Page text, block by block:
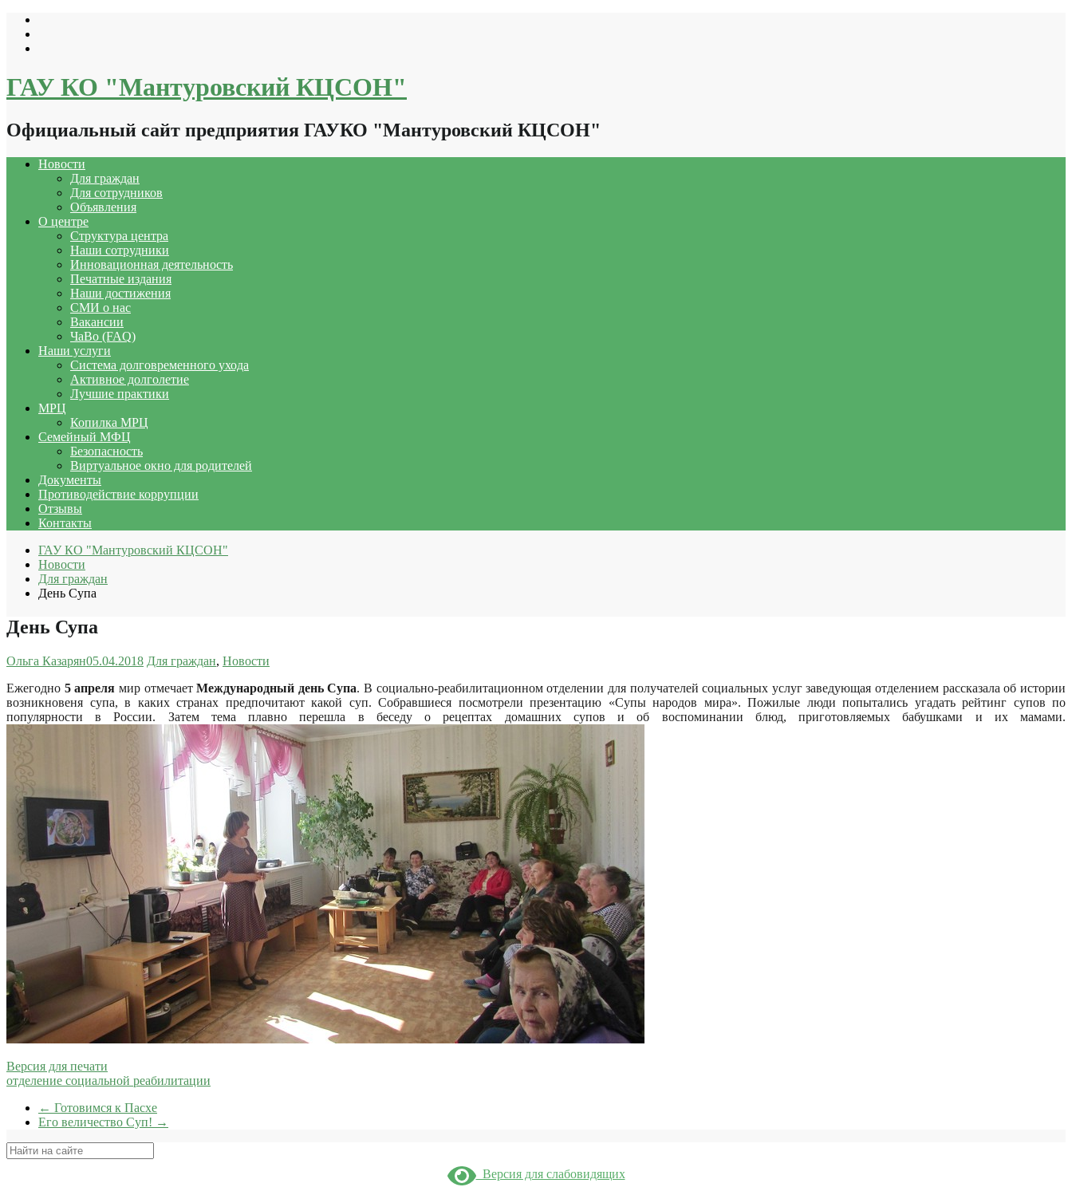
Перейти
содержимому
ГАУ КО "Мантуровский КЦСОН"
Официальный сайт предприятия ГАУКО "Мантуровский КЦСОН"
Новости
Для граждан
Для сотрудников
Объявления
О центре
Структура центра
Наши сотрудники
Инновационная деятельность
Печатные издания
Наши достижения
СМИ о нас
Вакансии
ЧаВо (FAQ)
Наши услуги
Система долговременного ухода
Активное долголетие
Лучшие практики
МРЦ
Копилка МРЦ
Семейный МФЦ
Безопасность
Виртуальное окно для родителей
Документы
Противодействие коррупции
Отзывы
Контакты
ГАУ КО "Мантуровский КЦСОН"
Новости
Для граждан
День Супа
День Супа
Ольга Казарян05.04.2018 Для граждан, Новости
Ежегодно 5 апреля мир отмечаетМеждународный день Супа. В социально-реабилитационном отделении для получателей социальных услуг заведующая отделением рассказала об истории
возникновеня супа, в каких странах предпочитают какой суп. Собравшиеся посмотрели презентацию «Супы народов мира». Пожилые люди попытались угадать рейтинг супов по
популярности в России. Затем тема плавно перешла в беседу о рецептах домашних супов и об воспоминании блюд, приготовляемых бабушками и их мамами.
Версия для печати
отделение социальной реабилитации
← Готовимся к Пасхе
Его величество Суп! →
Поиск
Версия для слабовидящих